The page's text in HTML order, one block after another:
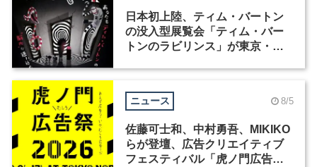
日本初上陸、ティム・バートン
の没入型展覧会「ティム・バー
トンのラビリンス」が東京・豊
ニュース 8/5
佐藤可士和、中村勇吾、MIKIKO
らが登壇、広告クリエイティブ
フェスティバル「虎ノ門広告